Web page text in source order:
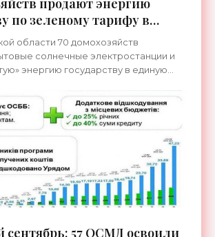
продают энергию
по зеленому тарифу в
области - «Новости
области 70 домохозяйств
солнечные электростанции и
энергию государству в единую
сентябрь: 57 ОСМД освоили